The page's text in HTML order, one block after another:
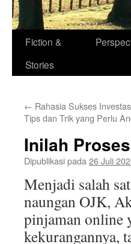
Fiction &
Stories
← Rahasia Sukses
Tips dan Trik yang Perlu
Inilah
Dipublikasi pada 26 Juli
Menjadi salah
naungan OJK,
pinjaman online
kekurangannya,